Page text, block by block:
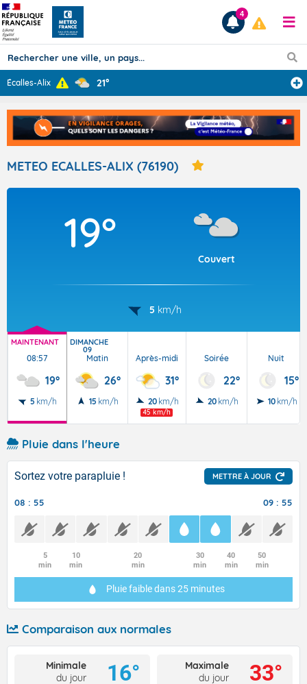
Prévisions
TOUS LES RÉSULTATS
Articles
4
Écalles-Alix 21°
METEO ECALLES-ALIX (76190)
19°
Couvert
5 km/h
MAINTENANT
08:57
19°
5 km/h
DIMANCHE
09
Matin
26°
15 km/h
Après-midi
31°
20 km/h
45 km/h
Soirée
22°
20 km/h
Nuit
15°
10 km/h
Pluie dans l'heure
Sortez votre parapluie ! METTRE À JOUR
08 : 55 09 : 55
5
min
10
min
20
min
30
min
40
min
50
min
Pluie faibledans 25 minutes
Comparaison aux normales
Minimale
du jour
16°
Maximale
du jour
33°